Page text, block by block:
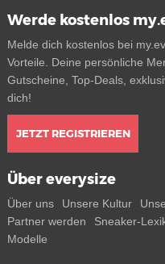
Werde kostenlos
Melde dich kostenlos bei
Vorteile. Deine persönliche
Gutscheine, Top-Deals,
dich!
JETZT REGISTRIEREN
Über everysize
Über uns Unsere Kultur
Partner werden
Sneaker-
Modelle